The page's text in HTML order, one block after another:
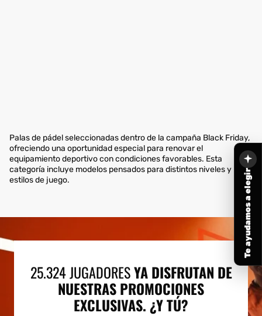
Palas de pádel seleccionadas dentro de la campaña Black Friday,
ofreciendo una oportunidad especial para renovar el
equipamiento deportivo con condiciones favorables. Esta
categoría incluye modelos pensados para distintos niveles y
estilos de juego.
25.324 JUGADORESYA DISFRUTAN DE
NUESTRAS PROMOCIONES
EXCLUSIVAS. ¿Y TÚ?
Te ayudamos a elegir